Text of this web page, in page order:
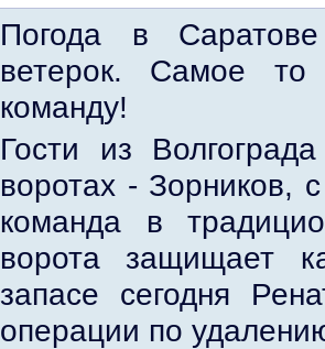
Погода в
ветерок. Самое
команду!
Гости из
воротах - Зорников,
команда в
ворота защищает
запасе сегодня
операции по